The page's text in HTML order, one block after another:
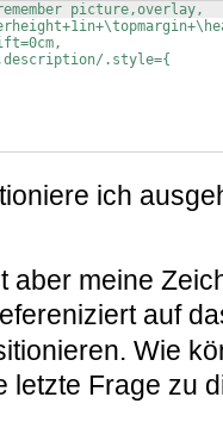
picture,overlay,
.style={
ich
aber meine
auf
Wie
letzte Frage zu